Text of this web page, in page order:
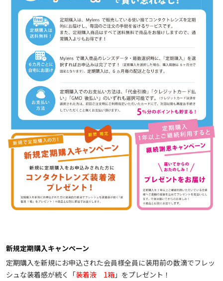
新規定期購入キャンペーン
定期購入を新規にお申込された会員様全員に装用前の数滴でフレッ
シュな装着感が続く「装着液 1箱 」をプレゼント！